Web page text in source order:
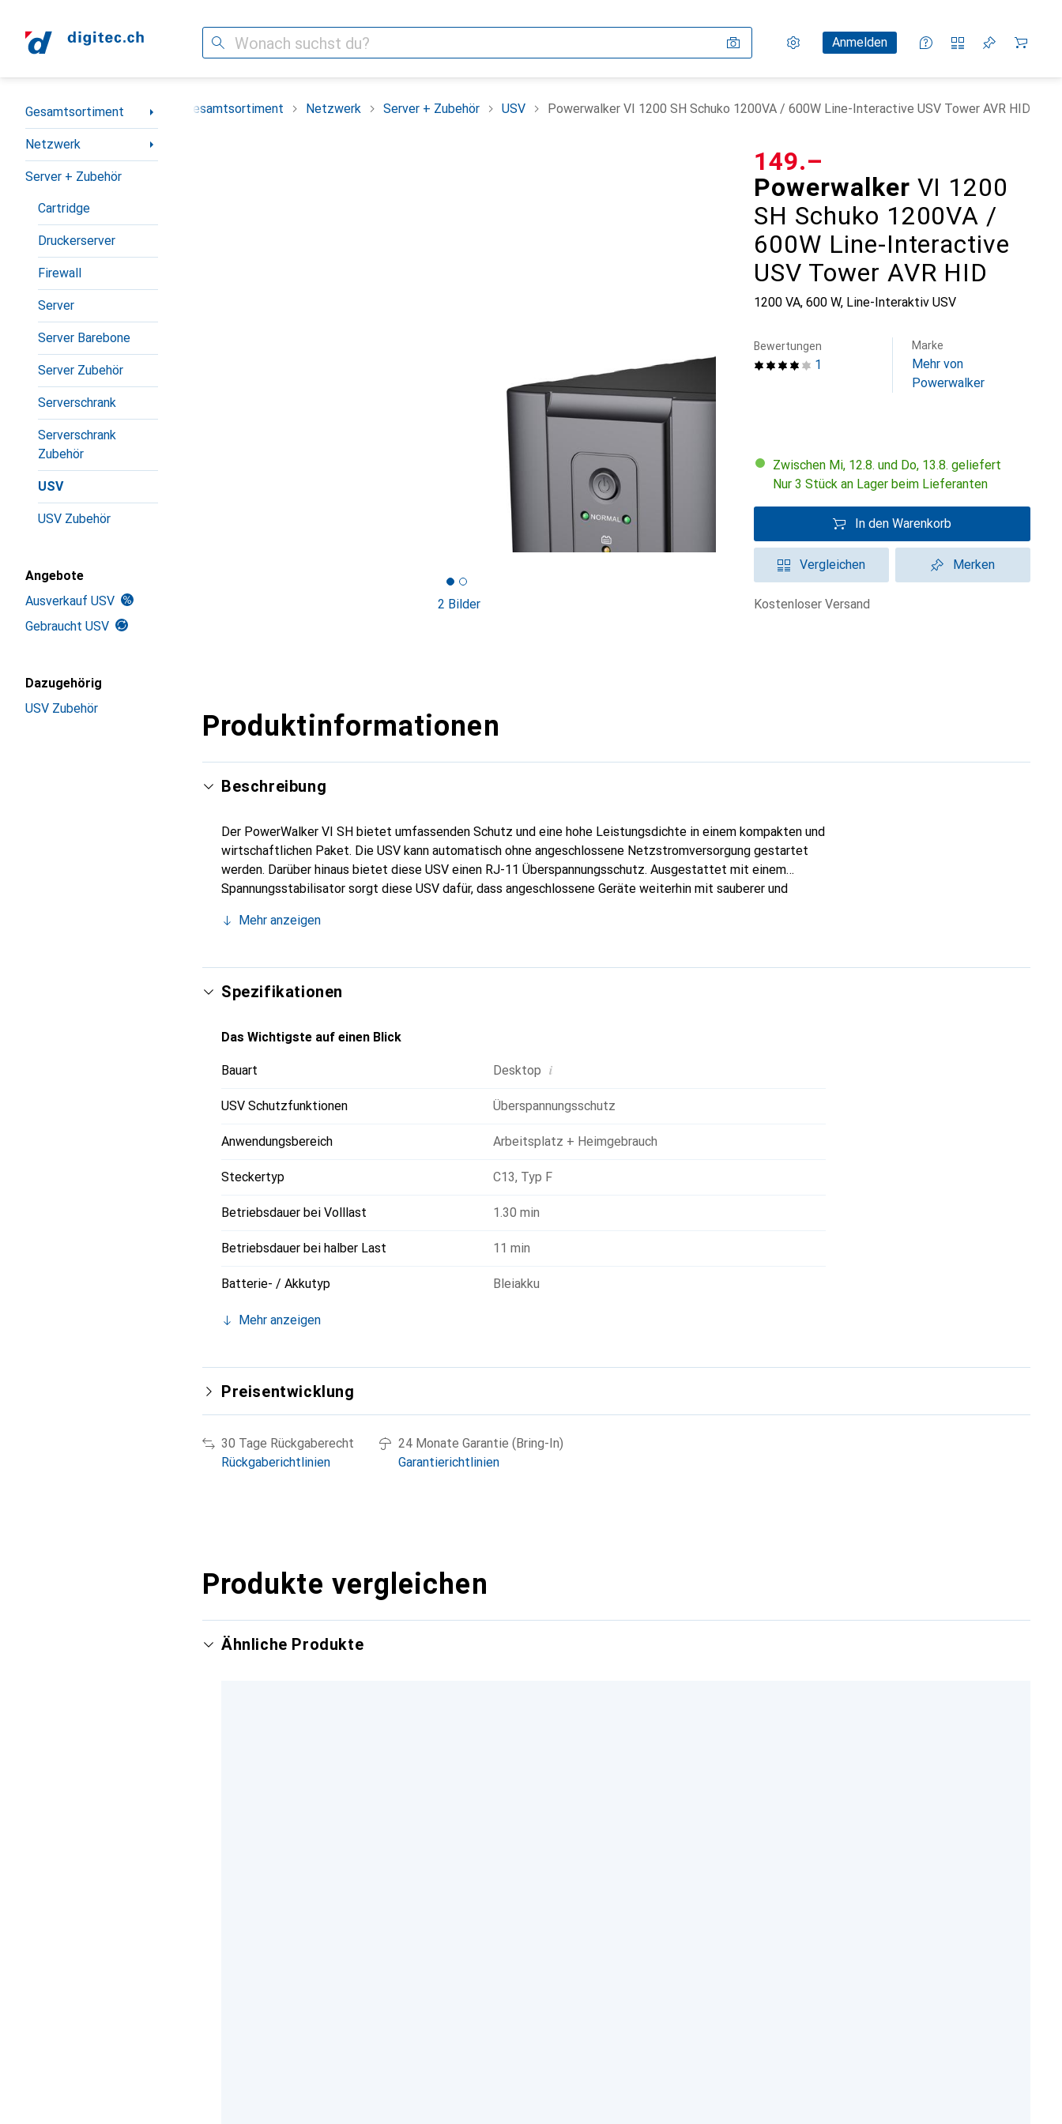
Suche Einstellungen
KundenkontoAnmelden
Vergleichslisten
Merklisten
Warenkorb
Navigation nach Kategorien
Gesamtsortiment
Netzwerk
Server + Zubehör
Cartridge
Druckerserver
Firewall
Server
Server Barebone
Server Zubehör
Serverschrank
Serverschrank
Zubehör
USV
USV Zubehör
Angebote
Ausverkauf USV
Gebraucht USV
Dazugehörig
USV Zubehör
Gesamtsortiment Netzwerk Server + Zubehör USV Powerwalker VI 1200 SH Schuko 1200VA / 600W Line-Interactive USV Tower AVR HID
2 Bilder
Powerwalker VI 1200
SH Schuko 1200VA /
600W Line-Interactive
USV Tower AVR HID
1200 VA, 600 W, Line-Interaktiv USV
CHF
149.–
1
Bewertungen Marke
Mehr von
Powerwalker
Zwischen Mi, 12.8. und Do, 13.8. geliefert
Nur 3 Stück an Lager beim Lieferanten
In den Warenkorb
Vergleichen Merken
kostenloser Versand
Produktinformationen
Beschreibung
Der PowerWalker VI SH bietet umfassenden Schutz und eine hohe Leistungsdichte in einem kompakten und
wirtschaftlichen Paket. Die USV kann automatisch ohne angeschlossene Netzstromversorgung gestartet
werden. Darüber hinaus bietet diese USV einen RJ-11 Überspannungsschutz. Ausgestattet mit einem
Spannungsstabilisator sorgt diese USV dafür, dass angeschlossene Geräte weiterhin mit sauberer und
Mehr anzeigen
Spezifikationen
Das Wichtigste auf einen Blick
Bauart Desktop i
USV Schutzfunktionen Überspannungsschutz
Anwendungsbereich Arbeitsplatz + Heimgebrauch
Steckertyp C13, Typ F
Betriebsdauer bei Volllast 1.30 min
Betriebsdauer bei halber Last 11 min
Batterie- / Akkutyp Bleiakku
Mehr anzeigen
Preisentwicklung
30 Tage Rückgaberecht
Rückgaberichtlinien
24 Monate Garantie (Bring-In)
Garantierichtlinien
Produkte vergleichen
Ähnliche Produkte